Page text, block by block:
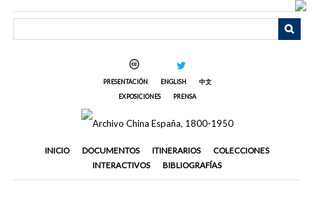
PRESENTACIÓN ENGLISH
中文
EXPOSICIONES
PRENSA
INICIO DOCUMENTOS ITINERARIOS
COLECCIONES
INTERACTIVOS
BIBLIOGRAFÍAS